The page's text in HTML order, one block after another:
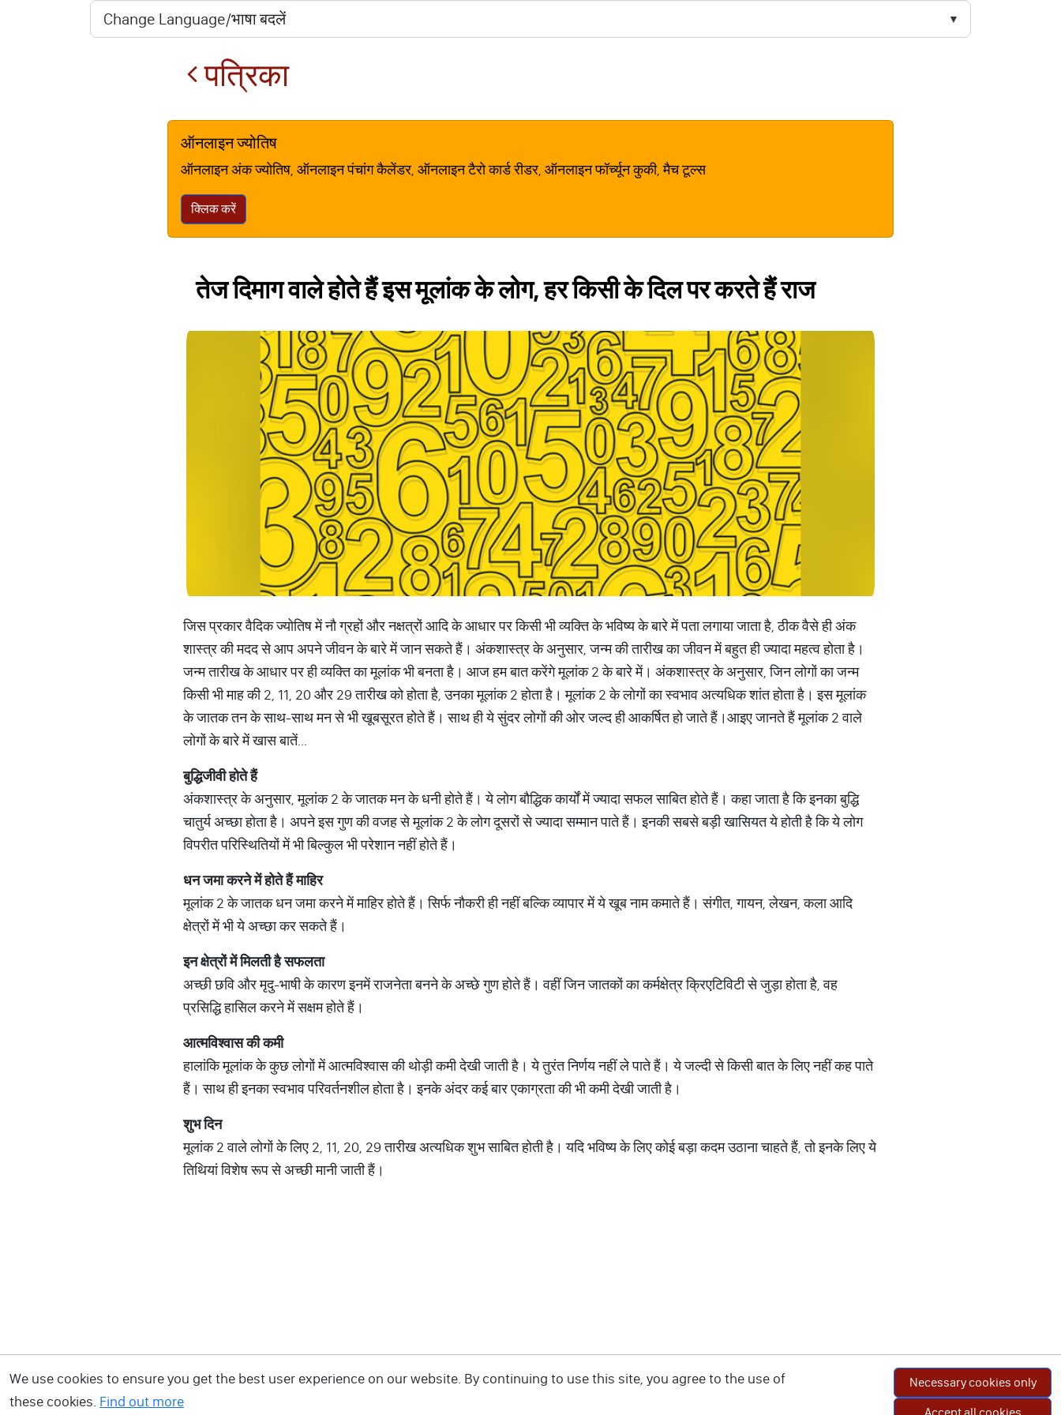
पत्रिका
ऑनलाइन ज्योतिष
ऑनलाइन अंक ज्योतिष, ऑनलाइन पंचांग कैलेंडर, ऑनलाइन टैरो कार्ड रीडर, ऑनलाइन फॉर्च्यून कुकी, मैच टूल्स
क्लिक करें
तेज दिमाग वाले होते हैं इस मूलांक के लोग, हर किसी के दिल पर करते हैं राज
जिस प्रकार वैदिक ज्योतिष में नौ ग्रहों और नक्षत्रों आदि के आधार पर किसी भी व्यक्ति के भविष्य के बारे में पता लगाया जाता है, ठीक वैसे ही अंक
शास्त्र की मदद से आप अपने जीवन के बारे में जान सकते हैं। अंकशास्त्र के अनुसार, जन्म की तारीख का जीवन में बहुत ही ज्यादा महत्व होता है।
जन्म तारीख के आधार पर ही व्यक्ति का मूलांक भी बनता है। आज हम बात करेंगे मूलांक 2 के बारे में। अंकशास्त्र के अनुसार, जिन लोगों का जन्म
किसी भी माह की 2, 11, 20 और 29 तारीख को होता है, उनका मूलांक 2 होता है। मूलांक 2 के लोगों का स्वभाव अत्यधिक शांत होता है। इस मूलांक
के जातक तन के साथ-साथ मन से भी खूबसूरत होते हैं। साथ ही ये सुंदर लोगों की ओर जल्द ही आकर्षित हो जाते हैं।आइए जानते हैं मूलांक 2 वाले
लोगों के बारे में खास बातें...
बुद्धिजीवी होते हैं
अंकशास्त्र के अनुसार, मूलांक 2 के जातक मन के धनी होते हैं। ये लोग बौद्धिक कार्यों में ज्यादा सफल साबित होते हैं। कहा जाता है कि इनका बुद्धि
चातुर्य अच्छा होता है। अपने इस गुण की वजह से मूलांक 2 के लोग दूसरों से ज्यादा सम्मान पाते हैं। इनकी सबसे बड़ी खासियत ये होती है कि ये लोग
विपरीत परिस्थितियों में भी बिल्कुल भी परेशान नहीं होते हैं।
धन जमा करने में होते हैं माहिर
मूलांक 2 के जातक धन जमा करने में माहिर होते हैं। सिर्फ नौकरी ही नहीं बल्कि व्यापार में ये खूब नाम कमाते हैं। संगीत, गायन, लेखन, कला आदि
क्षेत्रों में भी ये अच्छा कर सकते हैं।
इन क्षेत्रों में मिलती है सफलता
अच्छी छवि और मृदु-भाषी के कारण इनमें राजनेता बनने के अच्छे गुण होते हैं। वहीं जिन जातकों का कर्मक्षेत्र क्रिएटिविटी से जुड़ा होता है, वह
प्रसिद्धि हासिल करने में सक्षम होते हैं।
आत्मविश्वास की कमी
हालांकि मूलांक के कुछ लोगों में आत्मविश्वास की थोड़ी कमी देखी जाती है। ये तुरंत निर्णय नहीं ले पाते हैं। ये जल्दी से किसी बात के लिए नहीं कह पाते
हैं। साथ ही इनका स्वभाव परिवर्तनशील होता है। इनके अंदर कई बार एकाग्रता की भी कमी देखी जाती है।
शुभ दिन
मूलांक 2 वाले लोगों के लिए 2, 11, 20, 29 तारीख अत्यधिक शुभ साबित होती है। यदि भविष्य के लिए कोई बड़ा कदम उठाना चाहते हैं, तो इनके लिए ये
तिथियां विशेष रूप से अच्छी मानी जाती हैं।
We use cookies to ensure you get the best user experience on our website. By continuing to use this site, you agree to the use of
these cookies. Find out more
Necessary cookies only